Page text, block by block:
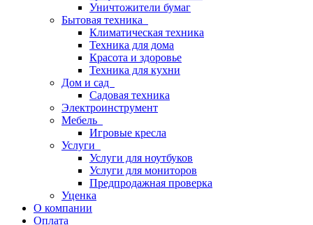
Уничтожители бумаг
Бытовая техника
Климатическая техника
Техника для дома
Красота и здоровье
Техника для кухни
Дом и сад
Садовая техника
Электроинструмент
Мебель
Игровые кресла
Услуги
Услуги для ноутбуков
Услуги для мониторов
Предпродажная проверка
Уценка
О компании
Оплата